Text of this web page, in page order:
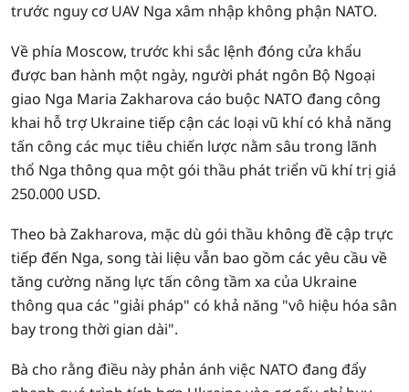
trước nguy cơ UAV Nga xâm nhập không phận NATO.
Về phía Moscow, trước khi sắc lệnh đóng cửa khẩu
được ban hành một ngày, người phát ngôn Bộ Ngoại
giao Nga Maria Zakharova cáo buộc NATO đang công
khai hỗ trợ Ukraine tiếp cận các loại vũ khí có khả năng
tấn công các mục tiêu chiến lược nằm sâu trong lãnh
thổ Nga thông qua một gói thầu phát triển vũ khí trị giá
250.000 USD.
Theo bà Zakharova, mặc dù gói thầu không đề cập trực
tiếp đến Nga, song tài liệu vẫn bao gồm các yêu cầu về
tăng cường năng lực tấn công tầm xa của Ukraine
thông qua các "giải pháp" có khả năng "vô hiệu hóa sân
bay trong thời gian dài".
Bà cho rằng điều này phản ánh việc NATO đang đẩy